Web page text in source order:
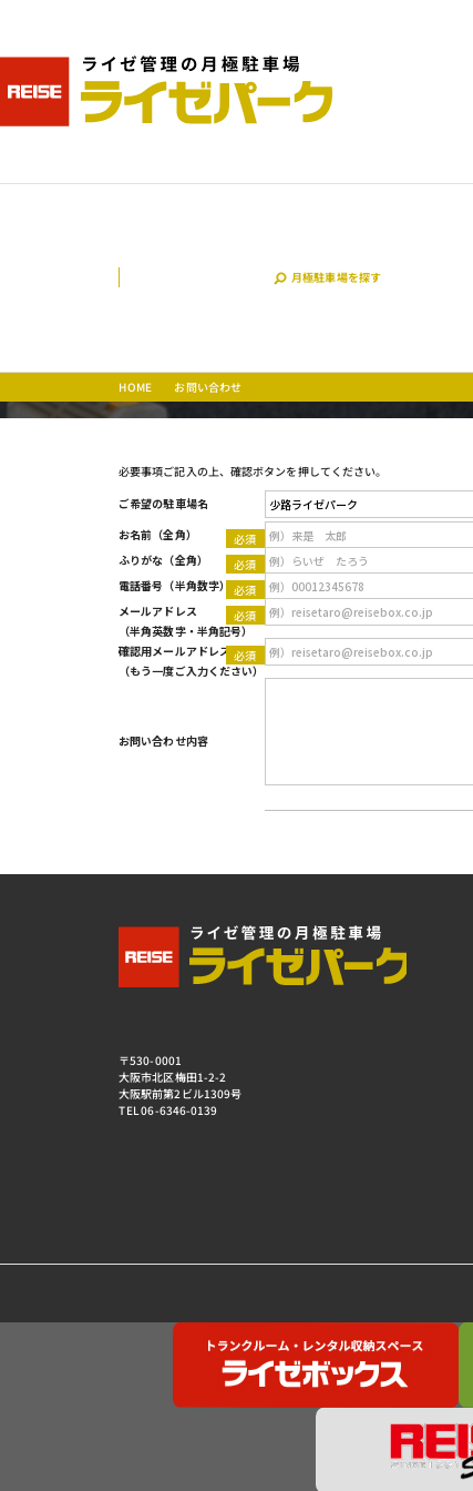
月極駐車場を探す
HOME お問い合わせ
必要事項ご記入の上、確認ボタンを押してください。
ご希望の駐車場名
Type 2 or more characters for results.
お名前 （全角）
ふりがな （全角）
電話番号 （半角数字）
メールアドレス
（半角英数字・半角記号）
確認用メールアドレス
（もう一度ご入力ください）
お問い合わせ内容
〒530-0001
大阪市北区梅田1-2-2
大阪駅前第2ビル1309号
TEL 06-6346-0139